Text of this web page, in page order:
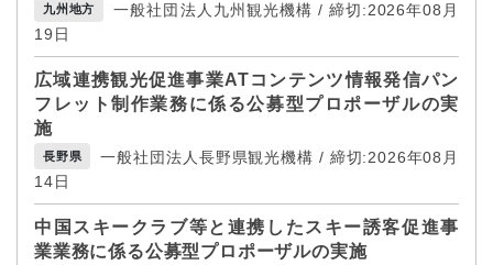
九州地方
一般社団法人九州観光機構 / 締切:2026年08月
19日
広域連携観光促進事業ATコンテンツ情報発信パン
フレット制作業務に係る公募型プロポーザルの実
施
長野県
一般社団法人長野県観光機構 / 締切:2026年08月
14日
中国スキークラブ等と連携したスキー誘客促進事
業業務に係る公募型プロポーザルの実施